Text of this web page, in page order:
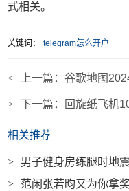
式相关。
关键词： telegram怎么开户
< 上一篇：谷歌地图2024高
> 下一篇： 回旋纸飞机
相关推荐
>
男子健身房练腿时地
>
范闲张若昀又为你拿